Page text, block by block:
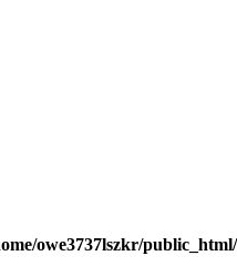
owe3737lszkr/